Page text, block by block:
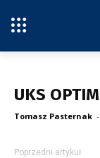
UKS
Tomasz Pasternak -
Poprzedni artykuł